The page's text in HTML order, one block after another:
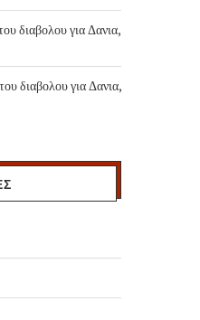
διαβολου για Δανια,
διαβολου για Δανια,